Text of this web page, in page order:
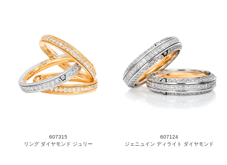
607315
リング ダイヤモンド ジュリー
607124
ジェニュイン ディライト ダイヤモンド